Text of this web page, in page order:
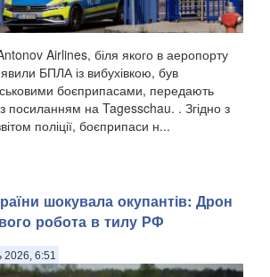
Airlines, біля якого в аеропорту
БПЛА із вибухівкою, був
боєприпасами, передають
посиланням на Tagesschau. . Згідно з
поліції, боєприпаси н...
шокувала окупантів: Дрон
робота в тилу РФ
2026, 6:51